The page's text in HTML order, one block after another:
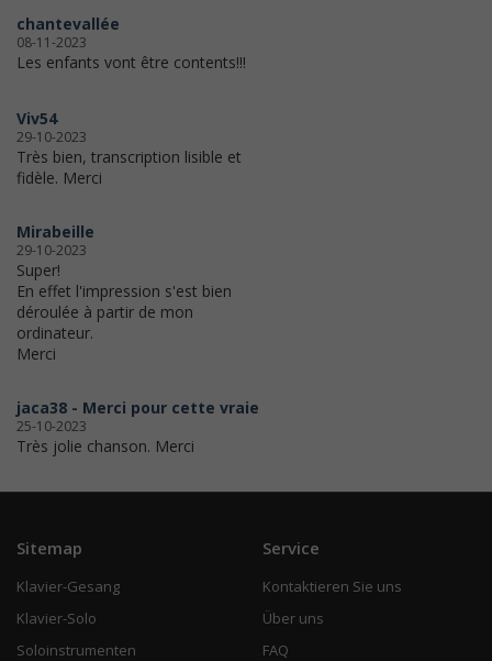
chantevallée
08-11-2023
Les enfants vont être contents!!!
Viv54
29-10-2023
Très bien, transcription lisible et
fidèle. Merci
Mirabeille
29-10-2023
Super!
En effet l'impression s'est bien
déroulée à partir de mon
ordinateur.
Merci
jaca38 - Merci pour cette vraie
25-10-2023
Très jolie chanson. Merci
Sitemap
Klavier-Gesang
Klavier-Solo
Soloinstrumenten
Service
Kontaktieren Sie uns
Über uns
FAQ